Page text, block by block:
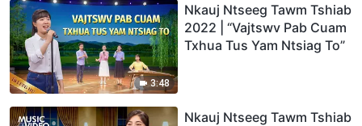
3:48
Nkauj Ntseeg Tawm Tshiab
2022 | “Vajtswv Pab Cuam
Txhua Tus Yam Ntsiag To”
Nkauj Ntseeg Tawm Tshiab